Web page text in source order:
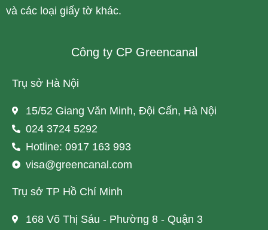
và các loại giấy tờ khác.
Công ty CP Greencanal
Trụ sở Hà Nội
15/52 Giang Văn Minh, Đội Cấn, Hà Nội
024 3724 5292
Hotline: 0917 163 993
visa@greencanal.com
Trụ sở TP Hồ Chí Minh
168 Võ Thị Sáu - Phường 8 - Quận 3